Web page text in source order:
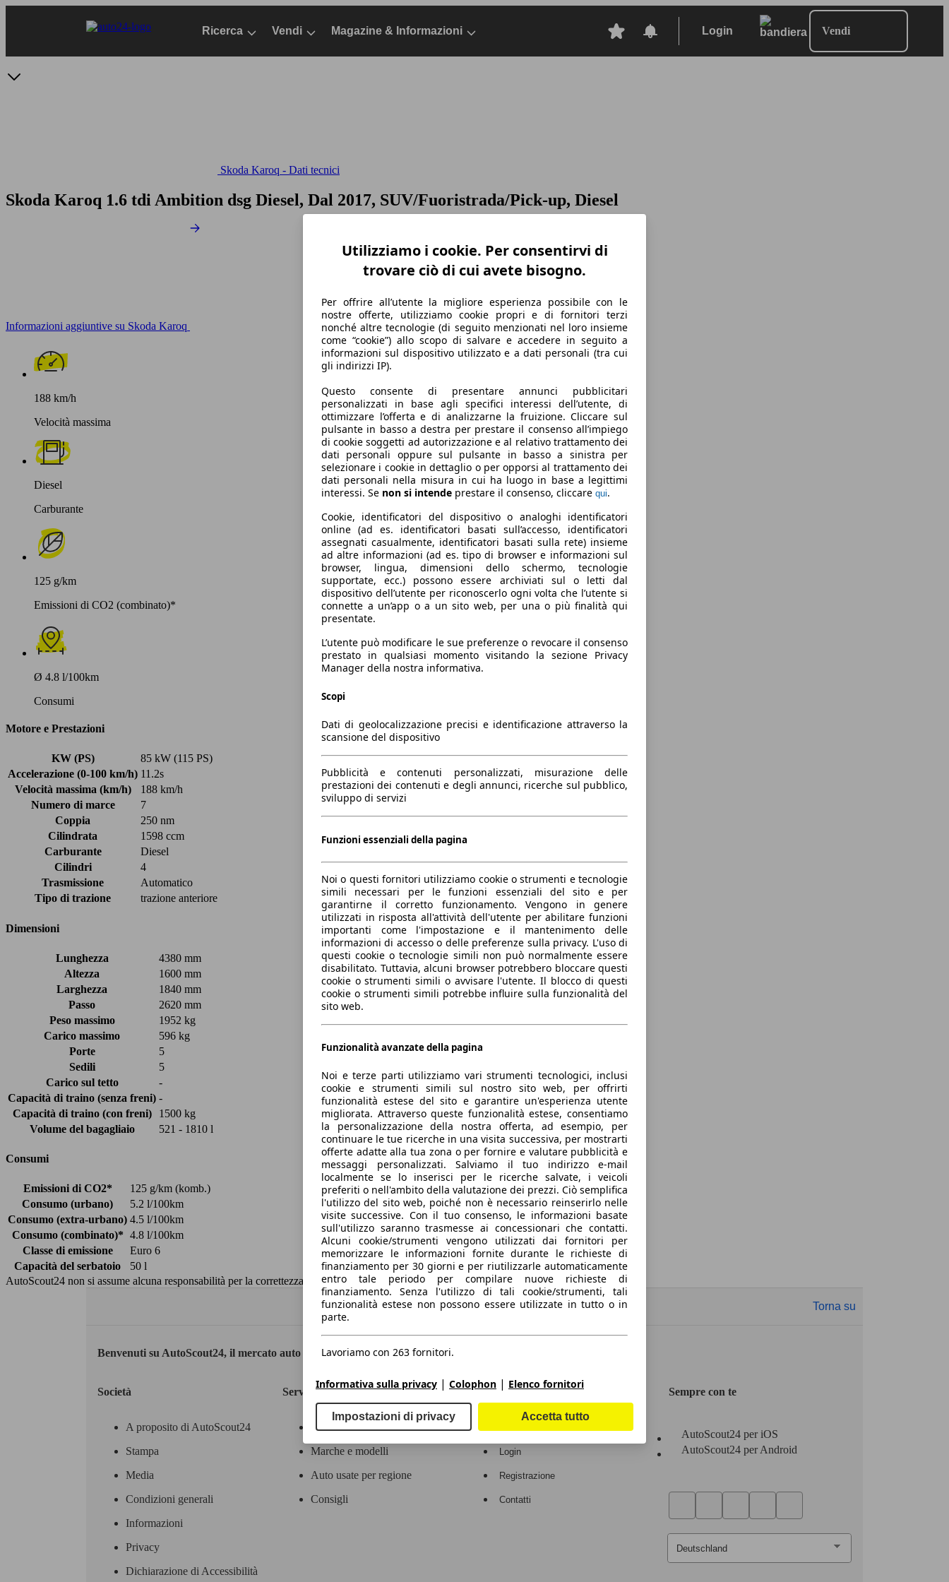
Ricerca Vendi Magazine & Informazioni Login Vendi
Skoda Karoq - Dati tecnici
Skoda Karoq 1.6 tdi Ambition dsg Diesel, Dal 2017, SUV/Fuoristrada/Pick-up, Diesel
Informazioni aggiuntive su Skoda Karoq
188 km/h
Velocità massima
Diesel
Carburante
125 g/km
Emissioni di CO2 (combinato)*
Ø 4.8 l/100km
Consumi
Motore e Prestazioni
KW (PS)
85 kW (115 PS)
Accelerazione (0-100 km/h) 11.2s
Velocità massima (km/h)
188 km/h
Numero di marce
7
Coppia
250 nm
Cilindrata
1598 ccm
Carburante
Diesel
Cilindri
4
Trasmissione
Automatico
Tipo di trazione
trazione anteriore
Dimensioni
Lunghezza
4380 mm
Altezza
1600 mm
Larghezza
1840 mm
Passo
2620 mm
Peso massimo
1952 kg
Carico massimo
596 kg
Porte
5
Sedili
5
Carico sul tetto
-
Capacità di traino (senza freni) -
Capacità di traino (con freni)
1500 kg
Volume del bagagliaio
521 - 1810 l
Consumi
Emissioni di CO2*
125 g/km (komb.)
Consumo (urbano)
5.2 l/100km
Consumo (extra-urbano) 4.5 l/100km
Consumo (combinato)* 4.8 l/100km
Classe di emissione
Euro 6
Capacità del serbatoio
50 l
AutoScout24 non si assume alcuna responsabilità per la correttezza dei dati.
Torna su
Benvenuti su AutoScout24, il mercato auto europeo.
Società
A proposito di AutoScout24
Stampa
Media
Condizioni generali
Informazioni
Privacy
Dichiarazione di Accessibilità
Servizi
Contatti
Marche e modelli
Auto usate per regione
Consigli
Area rivenditori
Login
Registrazione
Contatti
Sempre con te
AutoScout24 per iOS
AutoScout24 per Android
Utilizziamo i cookie. Per consentirvi di
trovare ciò di cui avete bisogno.
Per offrire all’utente la migliore esperienza possibile con le
nostre offerte, utilizziamo cookie propri e di fornitori terzi
nonché altre tecnologie (di seguito menzionati nel loro insieme
come “cookie”) allo scopo di salvare e accedere in seguito a
informazioni sul dispositivo utilizzato e a dati personali (tra cui
gli indirizzi IP).
Questo consente di presentare annunci pubblicitari
personalizzati in base agli specifici interessi dell’utente, di
ottimizzare l’offerta e di analizzarne la fruizione. Cliccare sul
pulsante in basso a destra per prestare il consenso all’impiego
di cookie soggetti ad autorizzazione e al relativo trattamento dei
dati personali oppure sul pulsante in basso a sinistra per
selezionare i cookie in dettaglio o per opporsi al trattamento dei
dati personali nella misura in cui ha luogo in base a legittimi
interessi. Se non si intende prestare il consenso, cliccare qui.
Cookie, identificatori del dispositivo o analoghi identificatori
online (ad es. identificatori basati sull’accesso, identificatori
assegnati casualmente, identificatori basati sulla rete) insieme
ad altre informazioni (ad es. tipo di browser e informazioni sul
browser, lingua, dimensioni dello schermo, tecnologie
supportate, ecc.) possono essere archiviati sul o letti dal
dispositivo dell’utente per riconoscerlo ogni volta che l’utente si
connette a un’app o a un sito web, per una o più finalità qui
presentate.
L’utente può modificare le sue preferenze o revocare il consenso
prestato in qualsiasi momento visitando la sezione Privacy
Manager della nostra informativa.
Scopi
Dati di geolocalizzazione precisi e identificazione attraverso la
scansione del dispositivo
Pubblicità e contenuti personalizzati, misurazione delle
prestazioni dei contenuti e degli annunci, ricerche sul pubblico,
sviluppo di servizi
Funzioni essenziali della pagina
Noi o questi fornitori utilizziamo cookie o strumenti e tecnologie
simili necessari per le funzioni essenziali del sito e per
garantirne il corretto funzionamento. Vengono in genere
utilizzati in risposta all'attività dell'utente per abilitare funzioni
importanti come l'impostazione e il mantenimento delle
informazioni di accesso o delle preferenze sulla privacy. L'uso di
questi cookie o tecnologie simili non può normalmente essere
disabilitato. Tuttavia, alcuni browser potrebbero bloccare questi
cookie o strumenti simili o avvisare l'utente. Il blocco di questi
cookie o strumenti simili potrebbe influire sulla funzionalità del
sito web.
Funzionalità avanzate della pagina
Noi e terze parti utilizziamo vari strumenti tecnologici, inclusi
cookie e strumenti simili sul nostro sito web, per offrirti
funzionalità estese del sito e garantire un'esperienza utente
migliorata. Attraverso queste funzionalità estese, consentiamo
la personalizzazione della nostra offerta, ad esempio, per
continuare le tue ricerche in una visita successiva, per mostrarti
offerte adatte alla tua zona o per fornire e valutare pubblicità e
messaggi personalizzati. Salviamo il tuo indirizzo e-mail
localmente se lo inserisci per le ricerche salvate, i veicoli
preferiti o nell'ambito della valutazione dei prezzi. Ciò semplifica
l'utilizzo del sito web, poiché non è necessario reinserirlo nelle
visite successive. Con il tuo consenso, le informazioni basate
sull'utilizzo saranno trasmesse ai concessionari che contatti.
Alcuni cookie/strumenti vengono utilizzati dai fornitori per
memorizzare le informazioni fornite durante le richieste di
finanziamento per 30 giorni e per riutilizzarle automaticamente
entro tale periodo per compilare nuove richieste di
finanziamento. Senza l'utilizzo di tali cookie/strumenti, tali
funzionalità estese non possono essere utilizzate in tutto o in
parte.
Lavoriamo con 263 fornitori.
Informativa sulla privacy | Colophon | Elenco fornitori
Impostazioni di privacy Accetta tutto